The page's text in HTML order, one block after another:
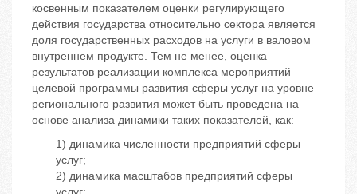
косвенным показателем оценки регулирующего
действия государства относительно сектора является
доля государственных расходов на услуги в валовом
внутреннем продукте. Тем не менее, оценка
результатов реализации комплекса мероприятий
целевой программы развития сферы услуг на уровне
регионального развития может быть проведена на
основе анализа динамики таких показателей, как:
1) динамика численности предприятий сферы
услуг;
2) динамика масштабов предприятий сферы